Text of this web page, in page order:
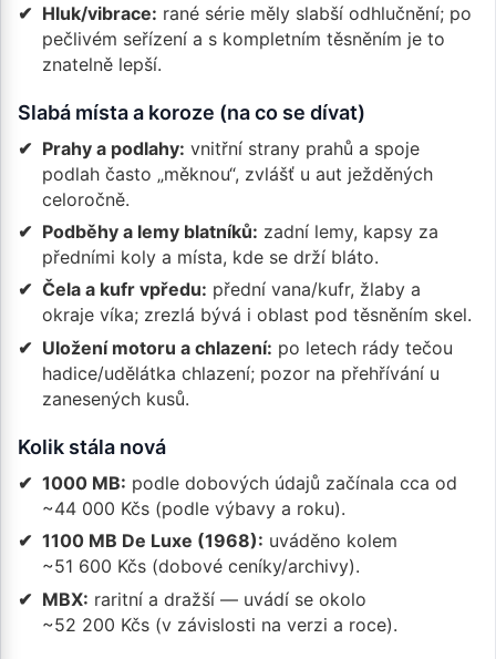
Hluk/vibrace: rané série měly slabší odhlučnění; po
pečlivém seřízení a s kompletním těsněním je to
znatelně lepší.
Slabá místa a koroze (na co se dívat)
Prahy a podlahy: vnitřní strany prahů a spoje
podlah často „měknou“, zvlášť u aut ježděných
celoročně.
Podběhy a lemy blatníků: zadní lemy, kapsy za
předními koly a místa, kde se drží bláto.
Čela a kufr vpředu: přední vana/kufr, žlaby a
okraje víka; zrezlá bývá i oblast pod těsněním skel.
Uložení motoru a chlazení: po letech rády tečou
hadice/udělátka chlazení; pozor na přehřívání u
zanesených kusů.
Kolik stála nová
1000 MB: podle dobových údajů začínala cca od
~44 000 Kčs (podle výbavy a roku).
1100 MB De Luxe (1968): uváděno kolem
~51 600 Kčs (dobové ceníky/archivy).
MBX: raritní a dražší — uvádí se okolo
~52 200 Kčs (v závislosti na verzi a roce).